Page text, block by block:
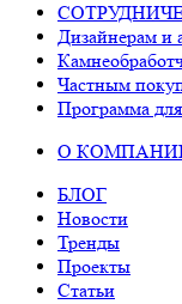
Дизайнерам и
Частным
Программа
О
БЛОГ
Новости
Тренды
Проекты
Статьи